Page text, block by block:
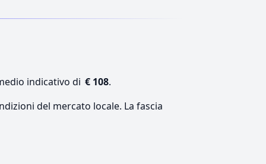
indicativo di € 108.
del mercato locale. La fascia